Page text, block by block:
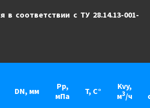
в соответствии с ТУ 28.14.13-001-
DN, мм
Pp,
мПа
T, С°
Kvy,
м3/ч